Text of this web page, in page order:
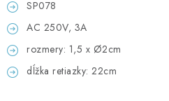
KONTAKTY
Kontakty Doprava a platba
SP078
AC 250V, 3A
rozmery: 1,5 x Ø2cm
dĺžka retiazky: 22cm